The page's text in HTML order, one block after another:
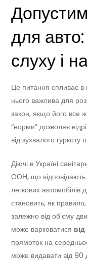
для
слуху і
Це питання спливає в
нього важлива для
закон, якщо його все
“норми” дозволяє
від зухвалого гуркоту
Діючі в Україні
ООН, що
легкових
становить, як
залежно від об’єму
може варіюватися
прямоток на
може видавати від